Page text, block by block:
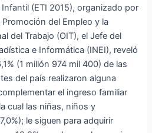
(ETI 2015), organizado por
del Empleo y la
del Trabajo (OIT), el Jefe del
e Informática (INEI), reveló
(1 millón 974 mil 400) de las
del país realizaron alguna
el ingreso familiar
cual las niñas, niños y
le siguen para adquirir